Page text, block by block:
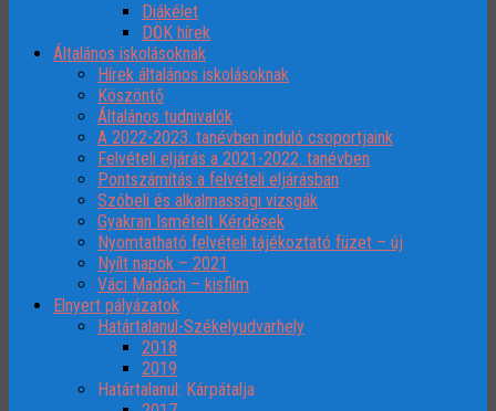
Diákélet
DÖK hírek
Általános iskolásoknak
Hírek általános iskolásoknak
Köszöntő
Általános tudnivalók
A 2022-2023. tanévben induló csoportjaink
Felvételi eljárás a 2021-2022. tanévben
Pontszámítás a felvételi eljárásban
Szóbeli és alkalmassági vizsgák
Gyakran Ismételt Kérdések
Nyomtatható felvételi tájékoztató füzet – új
Nyílt napok – 2021
Váci Madách – kisfilm
Elnyert pályázatok
Határtalanul-Székelyudvarhely
2018
2019
Határtalanul: Kárpátalja